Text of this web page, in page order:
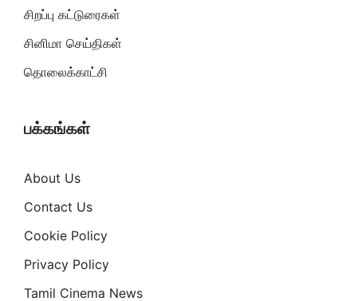
சிறப்பு கட்டுரைகள்
சினிமா செய்திகள்
தொலைக்காட்சி
பக்கங்கள்
About Us
Contact Us
Cookie Policy
Privacy Policy
Tamil Cinema News